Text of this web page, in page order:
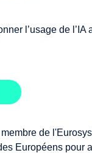
l’usage de l’IA
de
Européens pour